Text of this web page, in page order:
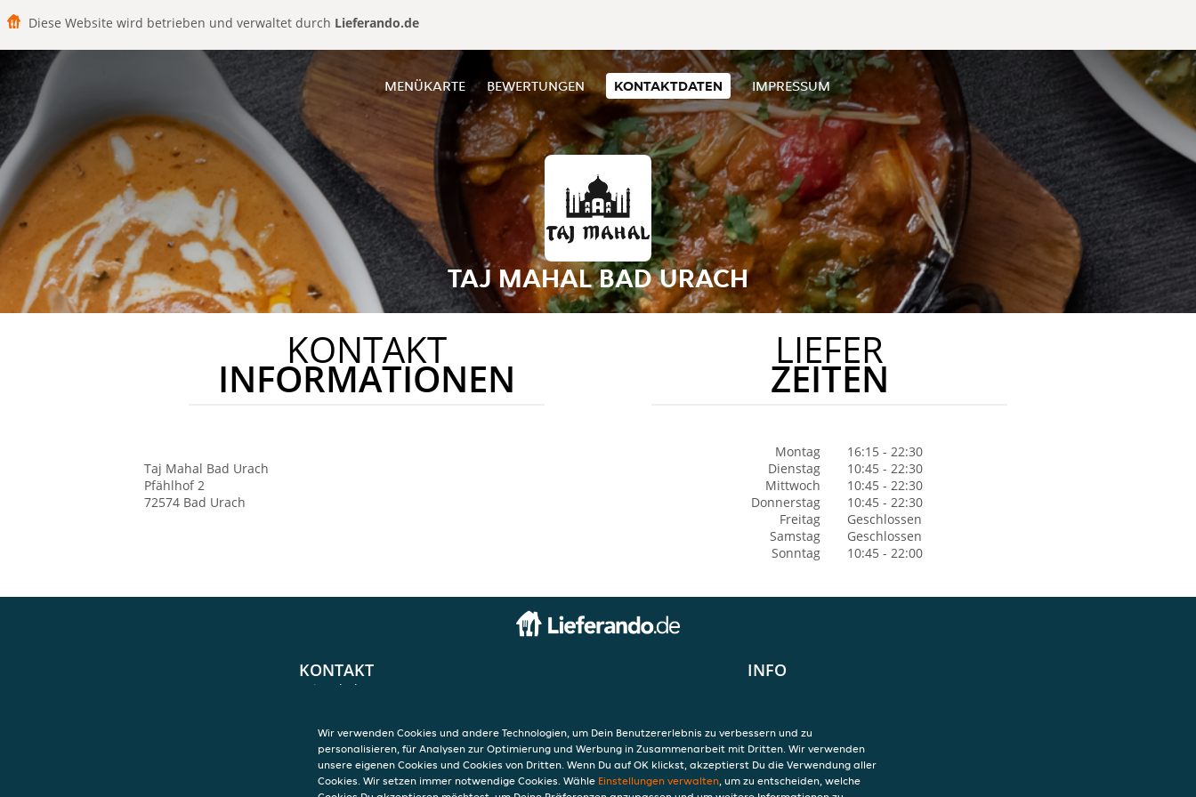
Diese Website wird betrieben und verwaltet durch Lieferando.de
MENÜKARTE BEWERTUNGEN KONTAKTDATEN IMPRESSUM
TAJ MAHAL BAD URACH
KONTAKT
INFORMATIONEN
Taj Mahal Bad Urach
Pfählhof 2
72574 Bad Urach
LIEFER
ZEITEN
Montag
16:15 - 22:30
Dienstag
10:45 - 22:30
Mittwoch
10:45 - 22:30
Donnerstag
10:45 - 22:30
Freitag
Geschlossen
Samstag
Geschlossen
Sonntag
10:45 - 22:00
KONTAKT
Taj Mahal
72574 Bad Urach
INFO
Impressum
Wir verwenden Cookies und andere Technologien, um Dein Benutzererlebnis zu verbessern und zu
personalisieren, für Analysen zur Optimierung und Werbung in Zusammenarbeit mit Dritten. Wir verwenden
unsere eigenen Cookies und Cookies von Dritten. Wenn Du auf OK klickst, akzeptierst Du die Verwendung aller
Cookies. Wir setzen immer notwendige Cookies. Wähle Einstellungen verwalten, um zu entscheiden, welche